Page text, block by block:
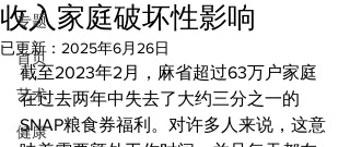
专题
首页
艺术
健康
收入家庭破坏性影响
已更新： 2025年6月26日
截至2023年2月，麻省超过63万户家庭
在过去两年中失去了大约三分之一的
SNAP粮食券福利。对许多人来说，这意